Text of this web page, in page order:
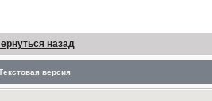
назад
версия